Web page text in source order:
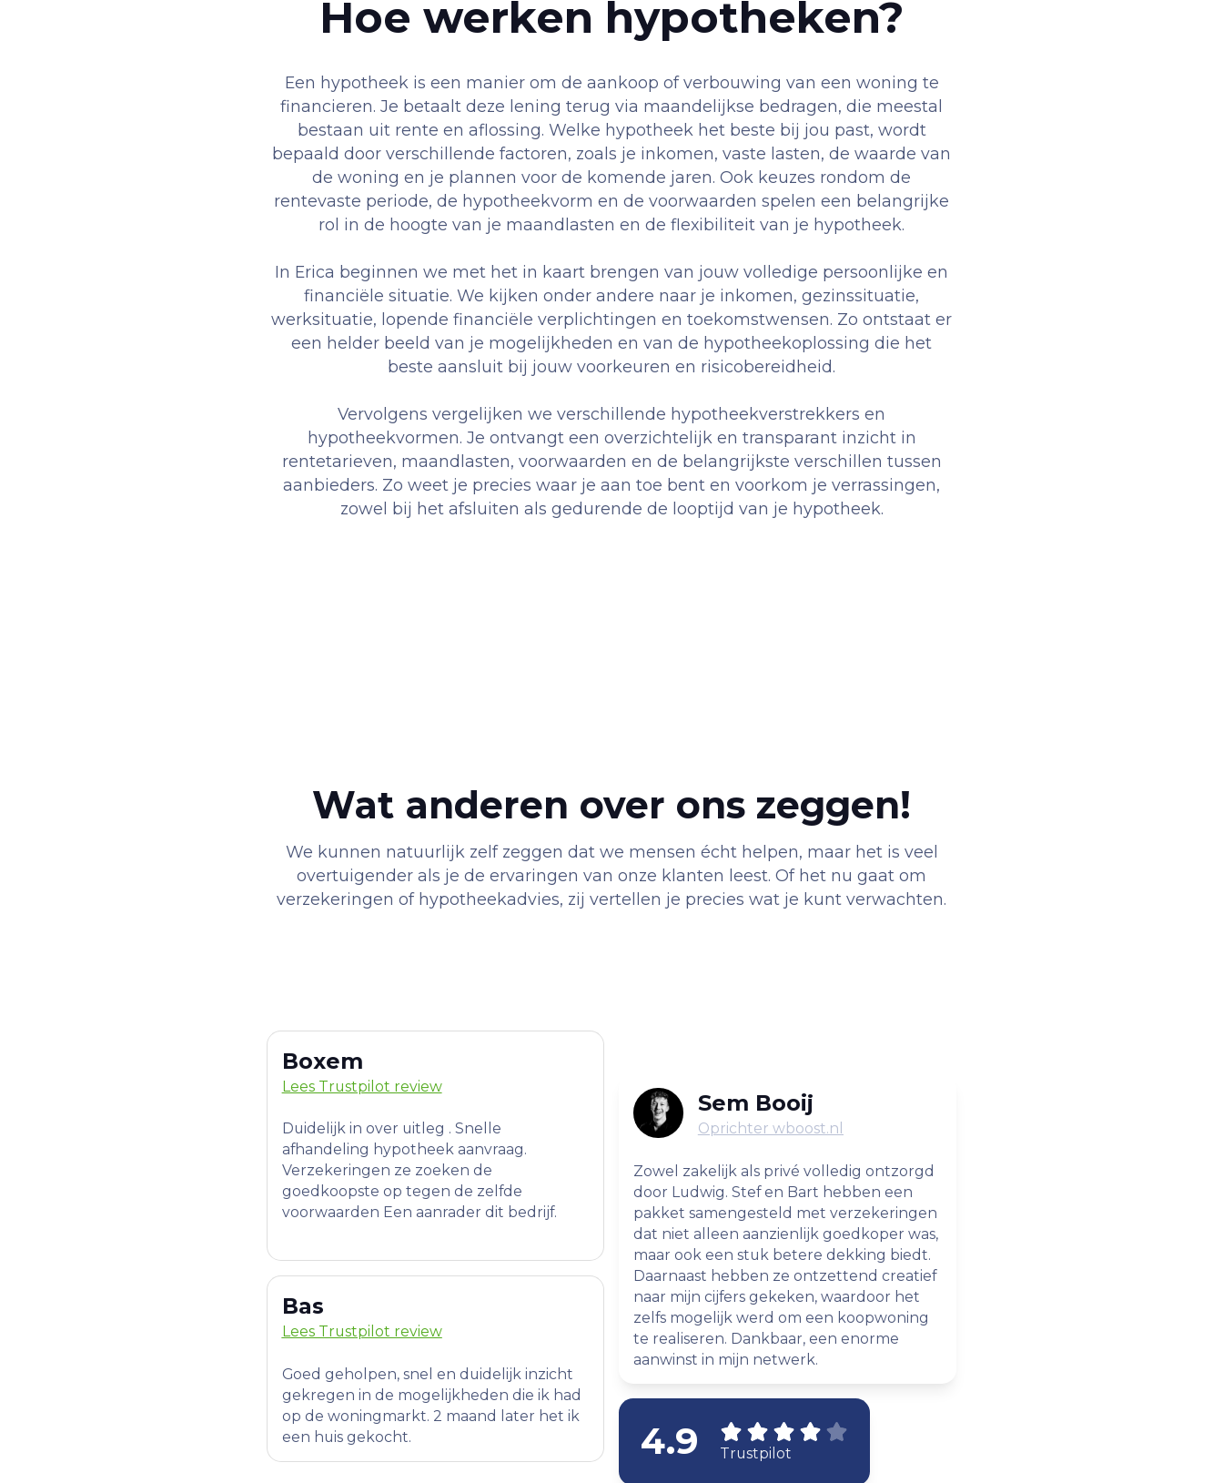
Hoe werken hypotheken?
Een hypotheek is een manier om de aankoop of verbouwing van een woning te
financieren. Je betaalt deze lening terug via maandelijkse bedragen, die meestal
bestaan uit rente en aflossing. Welke hypotheek het beste bij jou past, wordt
bepaald door verschillende factoren, zoals je inkomen, vaste lasten, de waarde van
de woning en je plannen voor de komende jaren. Ook keuzes rondom de
rentevaste periode, de hypotheekvorm en de voorwaarden spelen een belangrijke
rol in de hoogte van je maandlasten en de flexibiliteit van je hypotheek.
In Erica beginnen we met het in kaart brengen van jouw volledige persoonlijke en
financiële situatie. We kijken onder andere naar je inkomen, gezinssituatie,
werksituatie, lopende financiële verplichtingen en toekomstwensen. Zo ontstaat er
een helder beeld van je mogelijkheden en van de hypotheekoplossing die het
beste aansluit bij jouw voorkeuren en risicobereidheid.
Vervolgens vergelijken we verschillende hypotheekverstrekkers en
hypotheekvormen. Je ontvangt een overzichtelijk en transparant inzicht in
rentetarieven, maandlasten, voorwaarden en de belangrijkste verschillen tussen
aanbieders. Zo weet je precies waar je aan toe bent en voorkom je verrassingen,
zowel bij het afsluiten als gedurende de looptijd van je hypotheek.
Wat anderen over ons zeggen!
We kunnen natuurlijk zelf zeggen dat we mensen écht helpen, maar het is veel
overtuigender als je de ervaringen van onze klanten leest. Of het nu gaat om
verzekeringen of hypotheekadvies, zij vertellen je precies wat je kunt verwachten.
Boxem
Lees Trustpilot review
Duidelijk in over uitleg . Snelle
afhandeling hypotheek aanvraag.
Verzekeringen ze zoeken de
goedkoopste op tegen de zelfde
voorwaarden Een aanrader dit bedrijf.
Sem Booij
Oprichter wboost.nl
Zowel zakelijk als privé volledig ontzorgd
door Ludwig. Stef en Bart hebben een
pakket samengesteld met verzekeringen
dat niet alleen aanzienlijk goedkoper was,
maar ook een stuk betere dekking biedt.
Daarnaast hebben ze ontzettend creatief
naar mijn cijfers gekeken, waardoor het
zelfs mogelijk werd om een koopwoning
te realiseren. Dankbaar, een enorme
aanwinst in mijn netwerk.
4.9 Trustpilot
Bas
Lees Trustpilot review
Goed geholpen, snel en duidelijk inzicht
gekregen in de mogelijkheden die ik had
op de woningmarkt. 2 maand later het ik
een huis gekocht.